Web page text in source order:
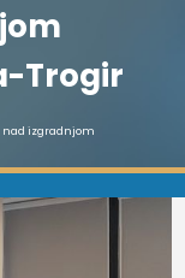
Trogir
nad izgradnjom